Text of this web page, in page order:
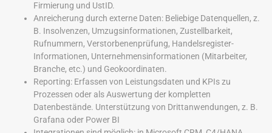
Firmierung und UstID.
Anreicherung durch externe Daten: Beliebige Datenquellen, z.
B. Insolvenzen, Umzugsinformationen, Zustellbarkeit,
Rufnummern, Verstorbenenprüfung, Handelsregister-
Informationen, Unternehmensinformationen (Mitarbeiter,
Branche, etc.) und Geokoordinaten.
Reporting: Erfassen von Leistungsdaten und KPIs zu
Prozessen oder als Auswertung der kompletten
Datenbestände. Unterstützung von Drittanwendungen, z. B.
Grafana oder Power BI